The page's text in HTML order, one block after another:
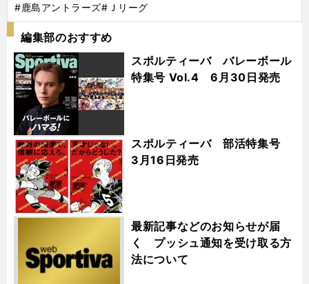
#鹿島アントラーズ#Ｊリーグ
編集部のおすすめ
スポルティーバ バレーボール
特集号 Vol.4 6月30日発売
スポルティーバ 部活特集号
3月16日発売
最新記事などのお知らせが届
く プッシュ通知を受け取る方
法について